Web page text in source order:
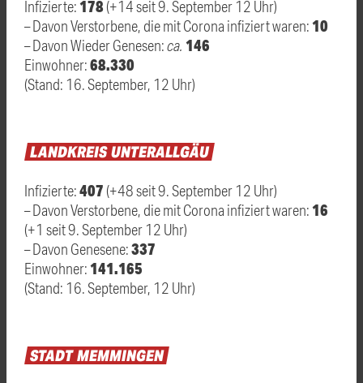
Infizierte:178(+14 seit 9. September 12 Uhr)
– Davon Verstorbene, die mit Corona infiziert waren:10
– Davon Wieder Genesen:ca. 146
Einwohner:68.330
(Stand: 16. September, 12 Uhr)
LANDKREISUNTERALLGÄU
Infizierte:407 (+48 seit 9. September 12 Uhr)
– Davon Verstorbene, die mit Corona infiziert waren:16
(+1 seit 9. September 12 Uhr)
– Davon Genesene:337
Einwohner:141.165
(Stand: 16. September, 12 Uhr)
STADTMEMMINGEN